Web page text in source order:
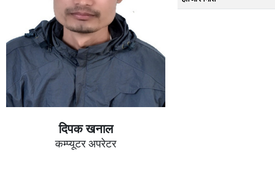
दिपक खनाल
कम्प्यूटर अपरेटर